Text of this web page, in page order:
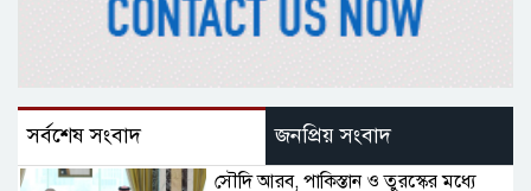
সর্বশেষ সংবাদ জনপ্রিয় সংবাদ
সৌদি আরব, পাকিস্তান ও তুরস্কের মধ্যে